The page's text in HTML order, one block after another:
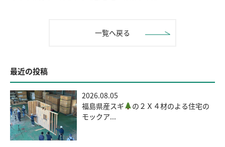
一覧へ戻る
最近の投稿
2026.08.05
福島県産スギ
の２Ｘ４材のよる住宅の
モックア...